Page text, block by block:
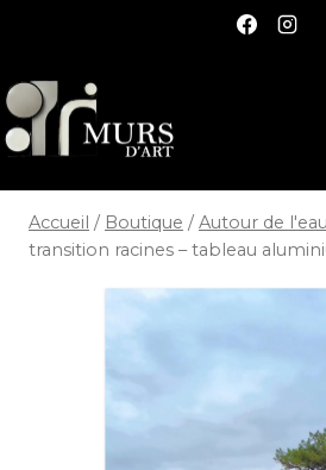
Accueil / Boutique / Autour de l'eau
transition racines – tableau